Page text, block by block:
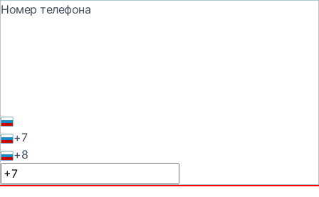
Номер телефона
+7
+8